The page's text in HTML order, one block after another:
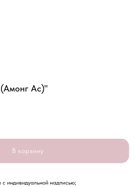
Ас)"
В корзину
индивидуальной надписью;